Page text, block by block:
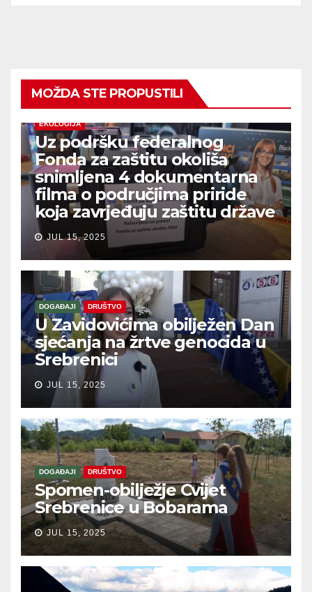
MOŽDA STE PROPUSTILI
EKOLOGIJA
Uz podršku federalnog
Fonda za zaštitu okoliša
snimljena 4 dokumentarna
filma o područjima priride
koja zavrjeđuju zaštitu države
JUL 15, 2025
DOGAĐAJI DRUŠTVO
U Zavidovićima obilježen Dan
sjećanja na žrtve genocida u
Srebrenici
JUL 15, 2025
DOGAĐAJI DRUŠTVO
Spomen-obilježje Cvijet
Srebrenice u Bobarama
JUL 15, 2025